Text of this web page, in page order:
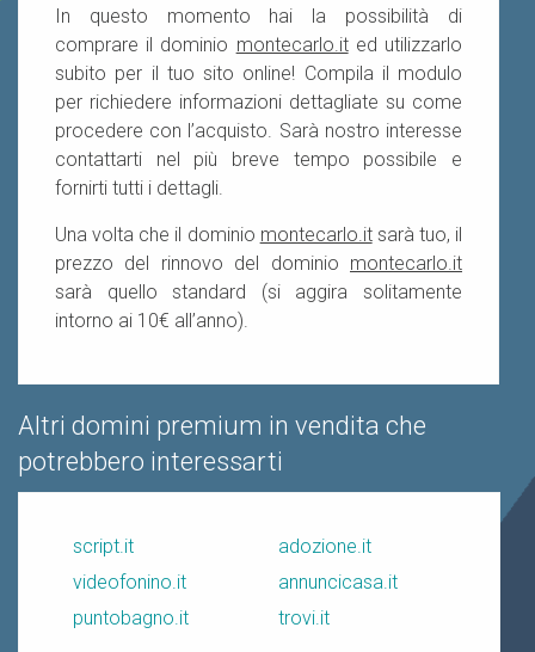
In questo momento hai la possibilità di
comprare il dominio montecarlo.ited utilizzarlo
subito per il tuo sito online! Compila il modulo
per richiedere informazioni dettagliate su come
procedere con l’acquisto. Sarà nostro interesse
contattarti nel più breve tempo possibile e
fornirti tutti i dettagli.
Una volta che il dominio montecarlo.itsarà tuo, il
prezzo del rinnovo del dominio montecarlo.it
sarà quello standard (si aggira solitamente
intorno ai 10€ all’anno).
Altri domini premium in vendita che
potrebbero interessarti
script.it
videofonino.it
puntobagno.it
adozione.it
annuncicasa.it
trovi.it